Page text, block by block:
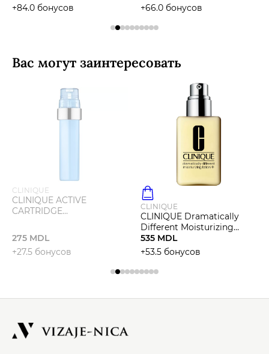
+84.0 бонусов
+66.0 бонусов
Вас могут заинтересовать
CLINIQUE
CLINIQUE ACTIVE
CARTRIDGE
UNEVEN SKIN TONE
Концентрат против
неровно
275 MDL
+27.5 бонусов
CLINIQUE
CLINIQUE Dramatically
Different Moisturizing
Lotion
535 MDL
+53.5 бонусов